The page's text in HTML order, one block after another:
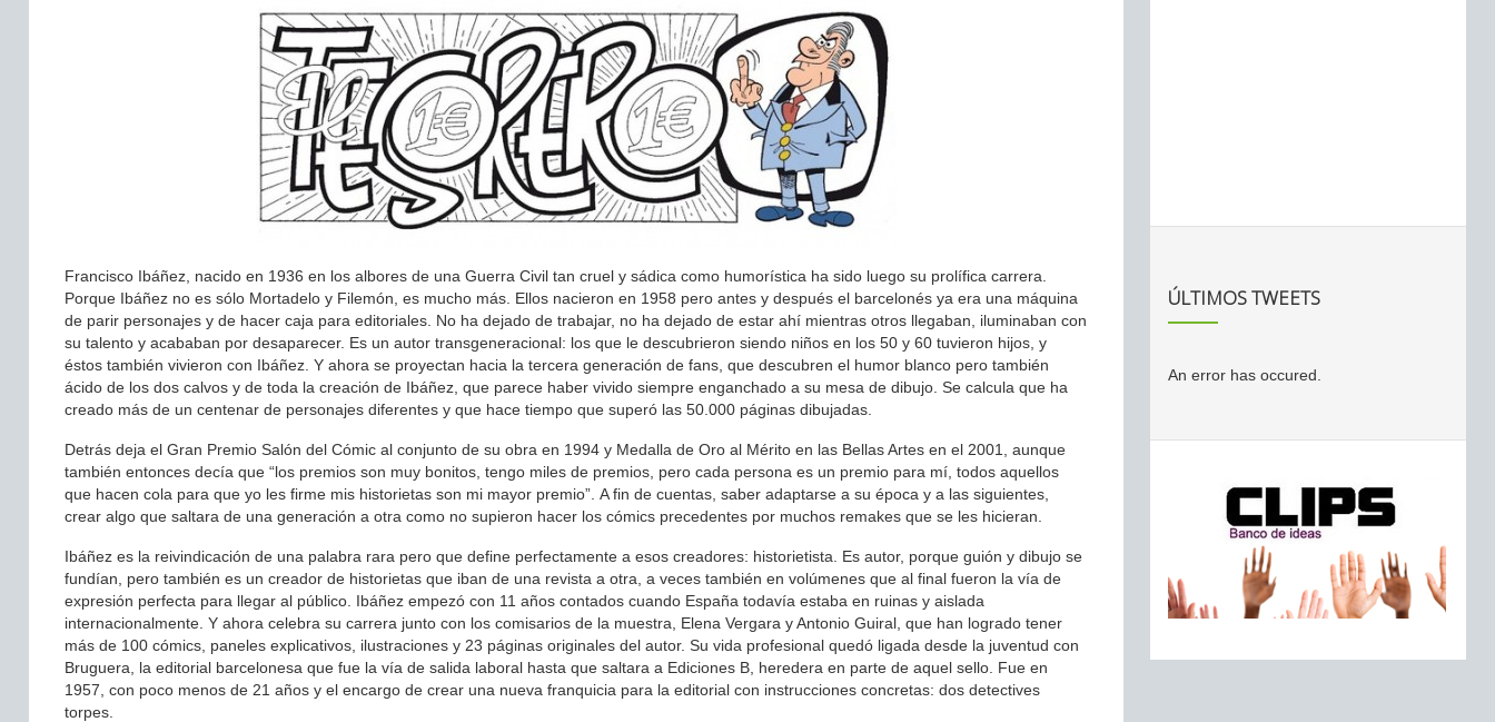
Francisco Ibáñez, nacido en 1936 en los albores de una Guerra Civil tan cruel y sádica como humorística ha sido luego su prolífica carrera.
Porque Ibáñez no es sólo Mortadelo y Filemón, es mucho más. Ellos nacieron en 1958 pero antes y después el barcelonés ya era una máquina
de parir personajes y de hacer caja para editoriales. No ha dejado de trabajar, no ha dejado de estar ahí mientras otros llegaban, iluminaban con
su talento y acababan por desaparecer. Es un autor transgeneracional: los que le descubrieron siendo niños en los 50 y 60 tuvieron hijos, y
éstos también vivieron con Ibáñez. Y ahora se proyectan hacia la tercera generación de fans, que descubren el humor blanco pero también
ácido de los dos calvos y de toda la creación de Ibáñez, que parece haber vivido siempre enganchado a su mesa de dibujo. Se calcula que ha
creado más de un centenar de personajes diferentes y que hace tiempo que superó las 50.000 páginas dibujadas.
Detrás deja el Gran Premio Salón del Cómic al conjunto de su obra en 1994 y Medalla de Oro al Mérito en las Bellas Artes en el 2001, aunque
también entonces decía que “los premios son muy bonitos, tengo miles de premios, pero cada persona es un premio para mí, todos aquellos
que hacen cola para que yo les firme mis historietas son mi mayor premio”. A fin de cuentas, saber adaptarse a su época y a las siguientes,
crear algo que saltara de una generación a otra como no supieron hacer los cómics precedentes por muchos remakes que se les hicieran.
Ibáñez es la reivindicación de una palabra rara pero que define perfectamente a esos creadores: historietista. Es autor, porque guión y dibujo se
fundían, pero también es un creador de historietas que iban de una revista a otra, a veces también en volúmenes que al final fueron la vía de
expresión perfecta para llegar al público. Ibáñez empezó con 11 años contados cuando España todavía estaba en ruinas y aislada
internacionalmente. Y ahora celebra su carrera junto con los comisarios de la muestra, Elena Vergara y Antonio Guiral, que han logrado tener
más de 100 cómics, paneles explicativos, ilustraciones y 23 páginas originales del autor. Su vida profesional quedó ligada desde la juventud con
Bruguera, la editorial barcelonesa que fue la vía de salida laboral hasta que saltara a Ediciones B, heredera en parte de aquel sello. Fue en
1957, con poco menos de 21 años y el encargo de crear una nueva franquicia para la editorial con instrucciones concretas: dos detectives
torpes.
ÚLTIMOS TWEETS
An error has occured.